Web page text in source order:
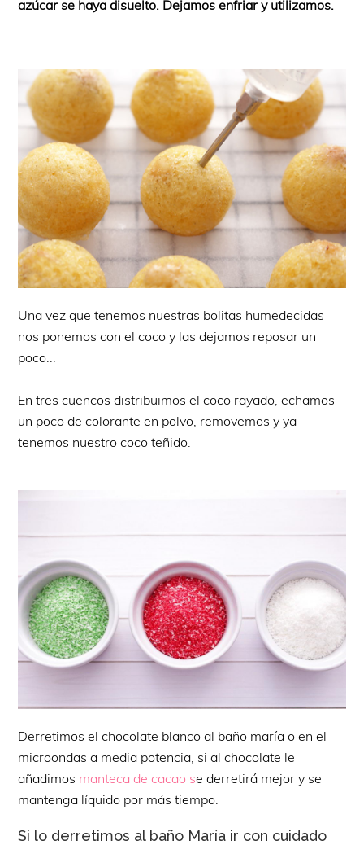
azúcar se haya disuelto. Dejamos enfriar y utilizamos.
Una vez que tenemos nuestras bolitas humedecidas
nos ponemos con el coco y las dejamos reposar un
poco...
En tres cuencos distribuimos el coco rayado, echamos
un poco de colorante en polvo, removemos y ya
tenemos nuestro coco teñido.
Derretimos el chocolate blanco al baño maría o en el
microondas a media potencia, si al chocolate le
añadimos manteca de cacao se derretirá mejor y se
mantenga líquido por más tiempo.
Si lo derretimos al baño María ir con cuidado